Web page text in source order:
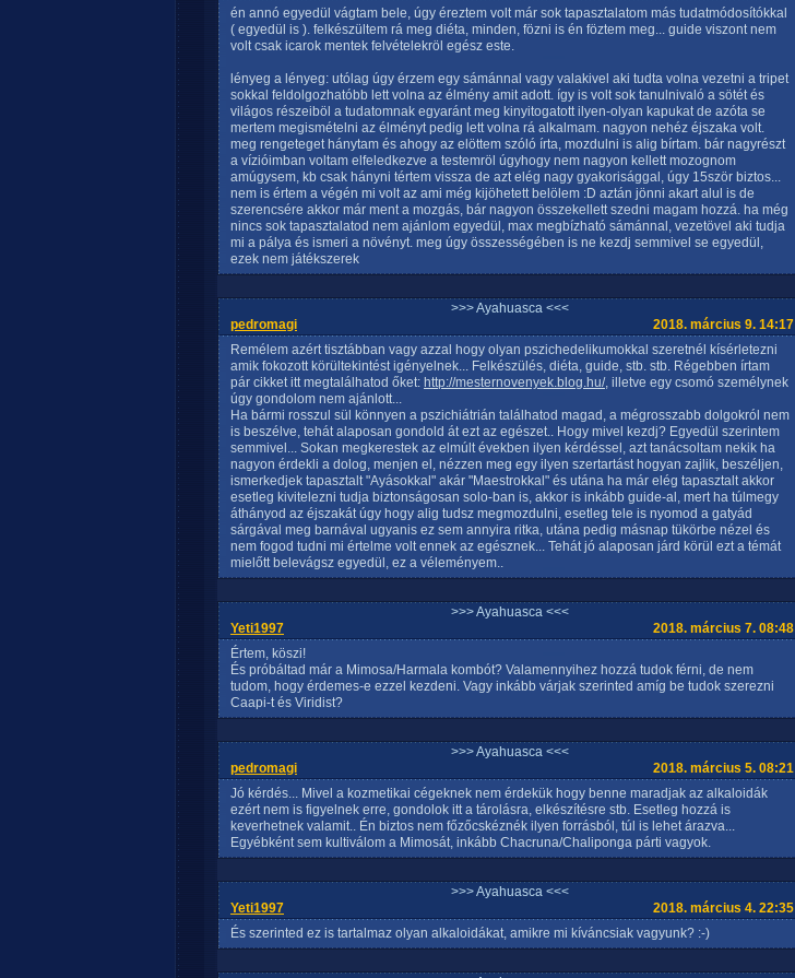
én annó egyedül vágtam bele, úgy éreztem volt már sok tapasztalatom más tudatmódosítókkal
( egyedül is ). felkészültem rá meg diéta, minden, fözni is én föztem meg... guide viszont nem
volt csak icarok mentek felvételekröl egész este.
lényeg a lényeg: utólag úgy érzem egy sámánnal vagy valakivel aki tudta volna vezetni a tripet
sokkal feldolgozhatóbb lett volna az élmény amit adott. így is volt sok tanulnivaló a sötét és
világos részeiböl a tudatomnak egyaránt meg kinyitogatott ilyen-olyan kapukat de azóta se
mertem megismételni az élményt pedig lett volna rá alkalmam. nagyon nehéz éjszaka volt.
meg rengeteget hánytam és ahogy az elöttem szóló írta, mozdulni is alig bírtam. bár nagyrészt
a vízióimban voltam elfeledkezve a testemröl úgyhogy nem nagyon kellett mozognom
amúgysem, kb csak hányni tértem vissza de azt elég nagy gyakorisággal, úgy 15ször biztos...
nem is értem a végén mi volt az ami még kijöhetett belölem :D aztán jönni akart alul is de
szerencsére akkor már ment a mozgás, bár nagyon összekellett szedni magam hozzá. ha még
nincs sok tapasztalatod nem ajánlom egyedül, max megbízható sámánnal, vezetövel aki tudja
mi a pálya és ismeri a növényt. meg úgy összességében is ne kezdj semmivel se egyedül,
ezek nem játékszerek
>>> Ayahuasca <<<
pedromagi
2018. március 9. 14:17
Remélem azért tisztábban vagy azzal hogy olyan pszichedelikumokkal szeretnél kísérletezni
amik fokozott körültekintést igényelnek... Felkészülés, diéta, guide, stb. stb. Régebben írtam
pár cikket itt megtalálhatod őket: http://mesternovenyek.blog.hu/, illetve egy csomó személynek
úgy gondolom nem ajánlott...
Ha bármi rosszul sül könnyen a pszichiátrián találhatod magad, a mégrosszabb dolgokról nem
is beszélve, tehát alaposan gondold át ezt az egészet.. Hogy mivel kezdj? Egyedül szerintem
semmivel... Sokan megkerestek az elmúlt években ilyen kérdéssel, azt tanácsoltam nekik ha
nagyon érdekli a dolog, menjen el, nézzen meg egy ilyen szertartást hogyan zajlik, beszéljen,
ismerkedjek tapasztalt "Ayásokkal" akár "Maestrokkal" és utána ha már elég tapasztalt akkor
esetleg kivitelezni tudja biztonságosan solo-ban is, akkor is inkább guide-al, mert ha túlmegy
áthányod az éjszakát úgy hogy alig tudsz megmozdulni, esetleg tele is nyomod a gatyád
sárgával meg barnával ugyanis ez sem annyira ritka, utána pedig másnap tükörbe nézel és
nem fogod tudni mi értelme volt ennek az egésznek... Tehát jó alaposan járd körül ezt a témát
mielőtt belevágsz egyedül, ez a véleményem..
>>> Ayahuasca <<<
Yeti1997
2018. március 7. 08:48
Értem, köszi!
És próbáltad már a Mimosa/Harmala kombót? Valamennyihez hozzá tudok férni, de nem
tudom, hogy érdemes-e ezzel kezdeni. Vagy inkább várjak szerinted amíg be tudok szerezni
Caapi-t és Viridist?
>>> Ayahuasca <<<
pedromagi
2018. március 5. 08:21
Jó kérdés... Mivel a kozmetikai cégeknek nem érdekük hogy benne maradjak az alkaloidák
ezért nem is figyelnek erre, gondolok itt a tárolásra, elkészítésre stb. Esetleg hozzá is
keverhetnek valamit.. Én biztos nem főzőcskéznék ilyen forrásból, túl is lehet árazva...
Egyébként sem kultiválom a Mimosát, inkább Chacruna/Chaliponga párti vagyok.
>>> Ayahuasca <<<
Yeti1997
2018. március 4. 22:35
És szerinted ez is tartalmaz olyan alkaloidákat, amikre mi kíváncsiak vagyunk? :-)